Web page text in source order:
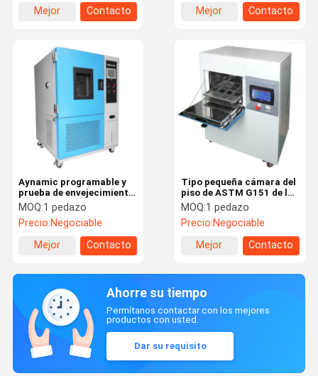
Mejor
Contacto
Mejor
Contacto
Aynamic programable y
prueba de envejecimiento
estática de la cámara de
la prueba ambiental del
ozono
MOQ:1 pedazo
Precio:Negociable
Mejor
Contacto
Tipo pequeña cámara del
piso de ASTM G151 de la
prueba de erosión del
xenón con acero
inoxidable interno
MOQ:1 pedazo
Precio:Negociable
Mejor
Contacto
Ahorre su tiempo
Permítanos contactar con los mejores
productos con usted.
Dar su requisito